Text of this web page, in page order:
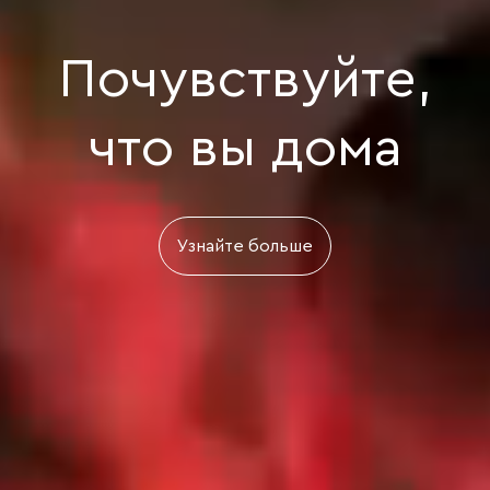
Почувствуйте,
что вы дома
Узнайте больше